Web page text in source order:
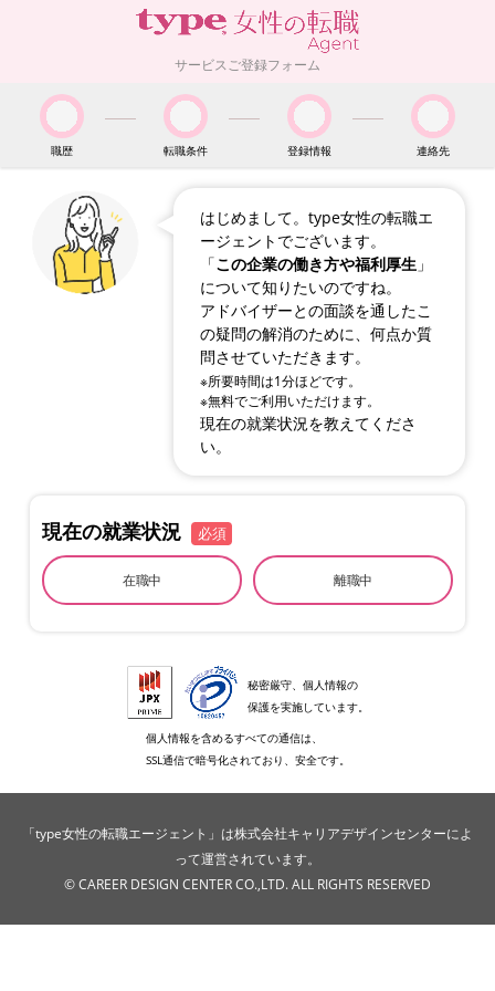
サービスご登録フォーム
職歴 転職条件 登録情報 連絡先
はじめまして。type女性の転職エ
ージェントでございます。
「この企業の働き方や福利厚生」
について知りたいのですね。
アドバイザーとの面談を通したこ
の疑問の解消のために、何点か質
問させていただきます。
※所要時間は1分ほどです。
※無料でご利用いただけます。
現在の就業状況を教えてくださ
い。
現在の就業状況 必須
在職中 離職中
秘密厳守、個人情報の
保護を実施しています。
個人情報を含めるすべての通信は、
SSL通信で暗号化されており、安全です。
「type女性の転職エージェント」は株式会社キャリアデザインセンターによ
って運営されています。
© CAREER DESIGN CENTER CO.,LTD. ALL RIGHTS RESERVED